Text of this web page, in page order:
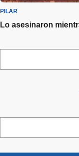
PILAR
Lo asesinaron